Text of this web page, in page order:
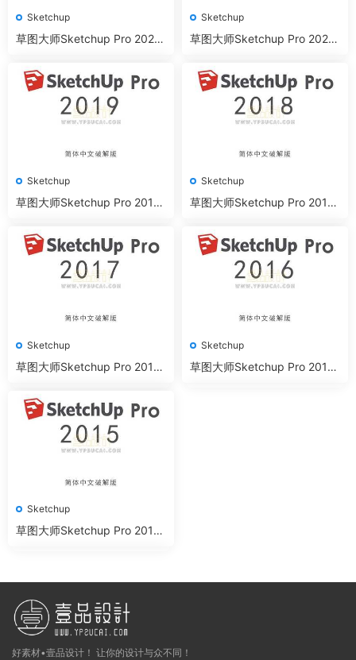
Sketchup
草图大师Sketchup Pro 2021
Sketchup
草图大师Sketchup Pro 2020
Sketchup
草图大师Sketchup Pro 2019
Sketchup
草图大师Sketchup Pro 2018
Sketchup
草图大师Sketchup Pro 2017
Sketchup
草图大师Sketchup Pro 2016
Sketchup
草图大师Sketchup Pro 2015
好素材•壹品设计！ 让你的设计与众不同！